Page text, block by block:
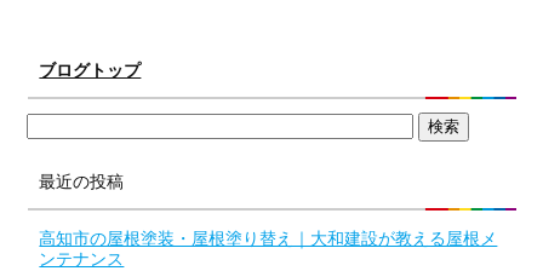
ブログトップ
最近の投稿
高知市の屋根塗装・屋根塗り替え｜大和建設が教える屋根メ
ンテナンス